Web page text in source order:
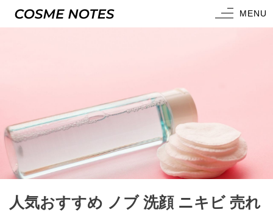
MENU
COSME NOTES
人気おすすめ ノブ 洗顔 ニキビ 売れ